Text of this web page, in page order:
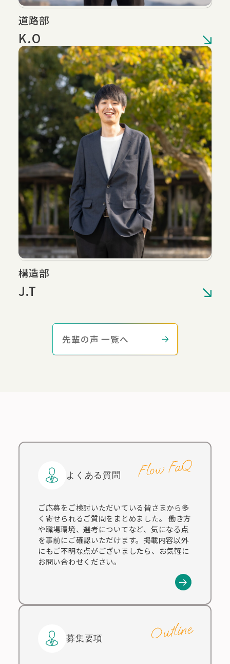
道路部
K.O
構造部
J.T
先輩の声 一覧へ
Flow FaQ
よくある質問
ご応募をご検討いただいている皆さまから多
く寄せられるご質問をまとめました。 働き方
や職場環境、選考についてなど、気になる点
を事前にご確認いただけます。掲載内容以外
にもご不明な点がございましたら、お気軽に
お問い合わせください。
Outline
募集要項